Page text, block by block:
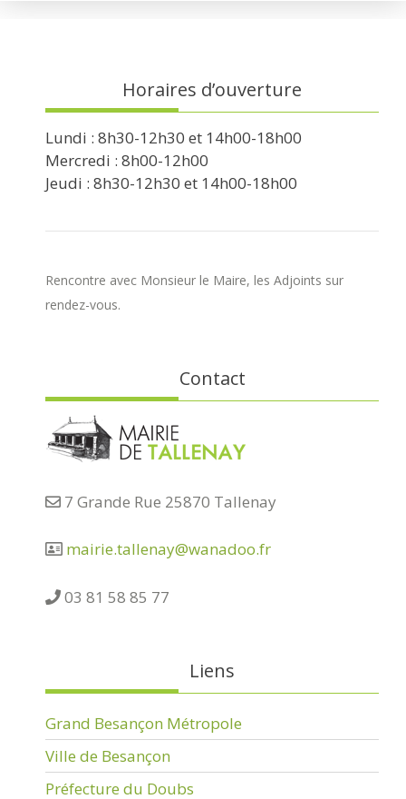
Horaires d’ouverture
Lundi : 8h30-12h30 et 14h00-18h00
Mercredi : 8h00-12h00
Jeudi : 8h30-12h30 et 14h00-18h00
Rencontre avec Monsieur le Maire, les Adjoints sur
rendez-vous.
Contact
7 Grande Rue 25870 Tallenay
mairie.tallenay@wanadoo.fr
03 81 58 85 77
Liens
Grand Besançon Métropole
Ville de Besançon
Préfecture du Doubs